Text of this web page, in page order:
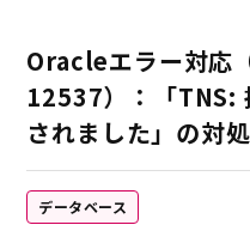
Oracleエラー対応
12537）：「TNS:
されました」の対
データベース